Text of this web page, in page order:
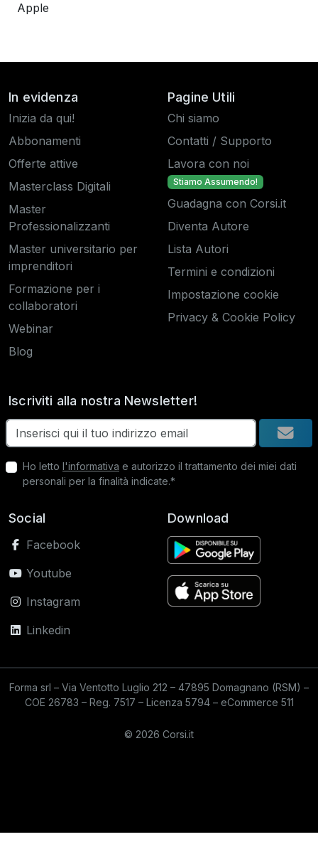
Apple
In evidenza
Inizia da qui!
Abbonamenti
Offerte attive
Masterclass Digitali
Master
Professionalizzanti
Master universitario per
imprenditori
Formazione per i
collaboratori
Webinar
Blog
Pagine Utili
Chi siamo
Contatti / Supporto
Lavora con noi
Stiamo Assumendo!
Guadagna con Corsi.it
Diventa Autore
Lista Autori
Termini e condizioni
Impostazione cookie
Privacy & Cookie Policy
Iscriviti alla nostra Newsletter!
Ho letto l'informativa e autorizzo il trattamento dei miei dati
personali per la finalità indicate.*
Social
Facebook
Youtube
Instagram
Linkedin
Download
Forma srl – Via Ventotto Luglio 212 – 47895 Domagnano (RSM) –
COE 26783 – Reg. 7517 – Licenza 5794 – eCommerce 511
© 2026 Corsi.it